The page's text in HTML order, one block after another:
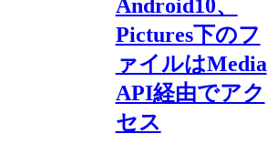
Android10、
Pictures下のフ
ァイルはMedia
API経由でアク
セス